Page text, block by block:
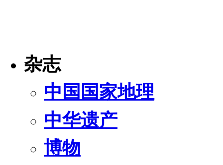
杂志
中国国家地理
中华遗产
博物